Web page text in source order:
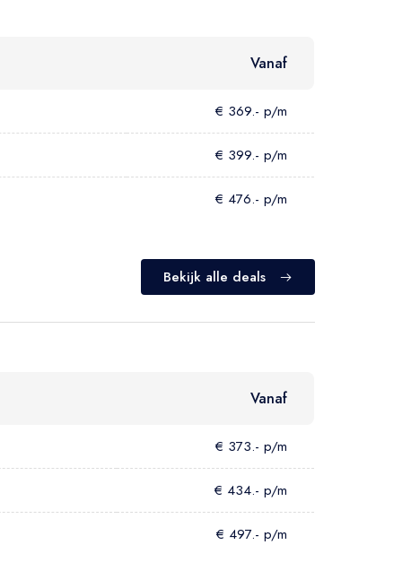
Vanaf
€ 369.- p/m
€ 399.- p/m
€ 476.- p/m
Bekijk alle deals
Vanaf
€ 373.- p/m
€ 434.- p/m
€ 497.- p/m